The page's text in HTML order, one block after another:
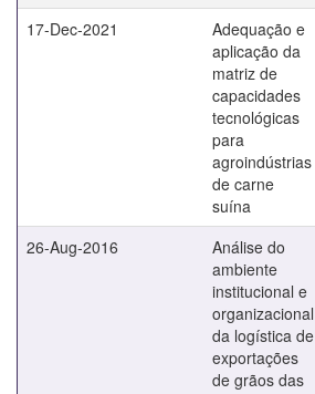
17-Dec-2021
Adequação e
aplicação da
matriz de
capacidades
tecnológicas
para
agroindústrias
de carne
suína
26-Aug-2016
Análise do
ambiente
institucional e
organizacional
da logística de
exportações
de grãos das